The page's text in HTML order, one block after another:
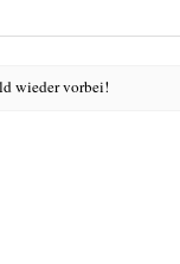
wieder vorbei!